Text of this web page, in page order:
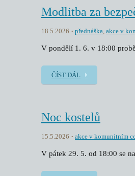
Modlitba za
18.5.2026 přednáška, akce v
V pondělí 1. 6. v 18:00
ČÍST DÁL
Noc kostelů
15.5.2026 akce v komunitním
V pátek 29. 5. od 18:00 se